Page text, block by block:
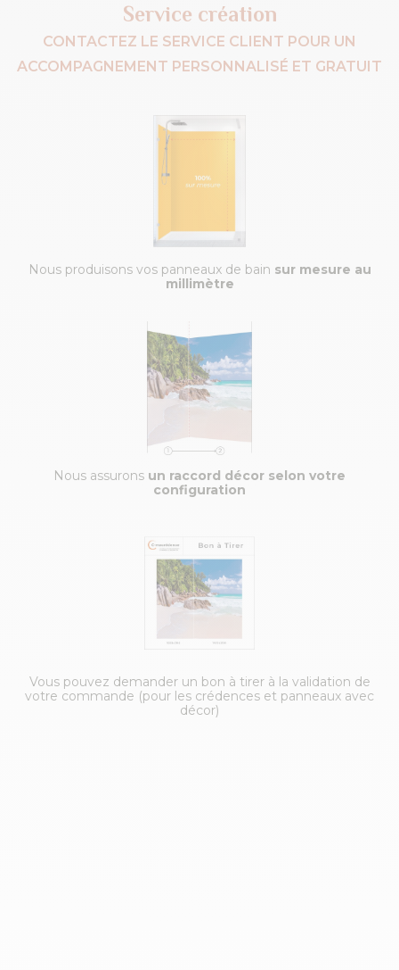
Service création
CONTACTEZ LE SERVICE CLIENT POUR UN
ACCOMPAGNEMENT PERSONNALISÉ ET GRATUIT
Nous produisons vos panneaux de bain sur mesure au
millimètre
Nous assurons un raccord décor selon votre
configuration
Vous pouvez demander un bon à tirer à la validation de
votre commande (pour les crédences et panneaux avec
décor)